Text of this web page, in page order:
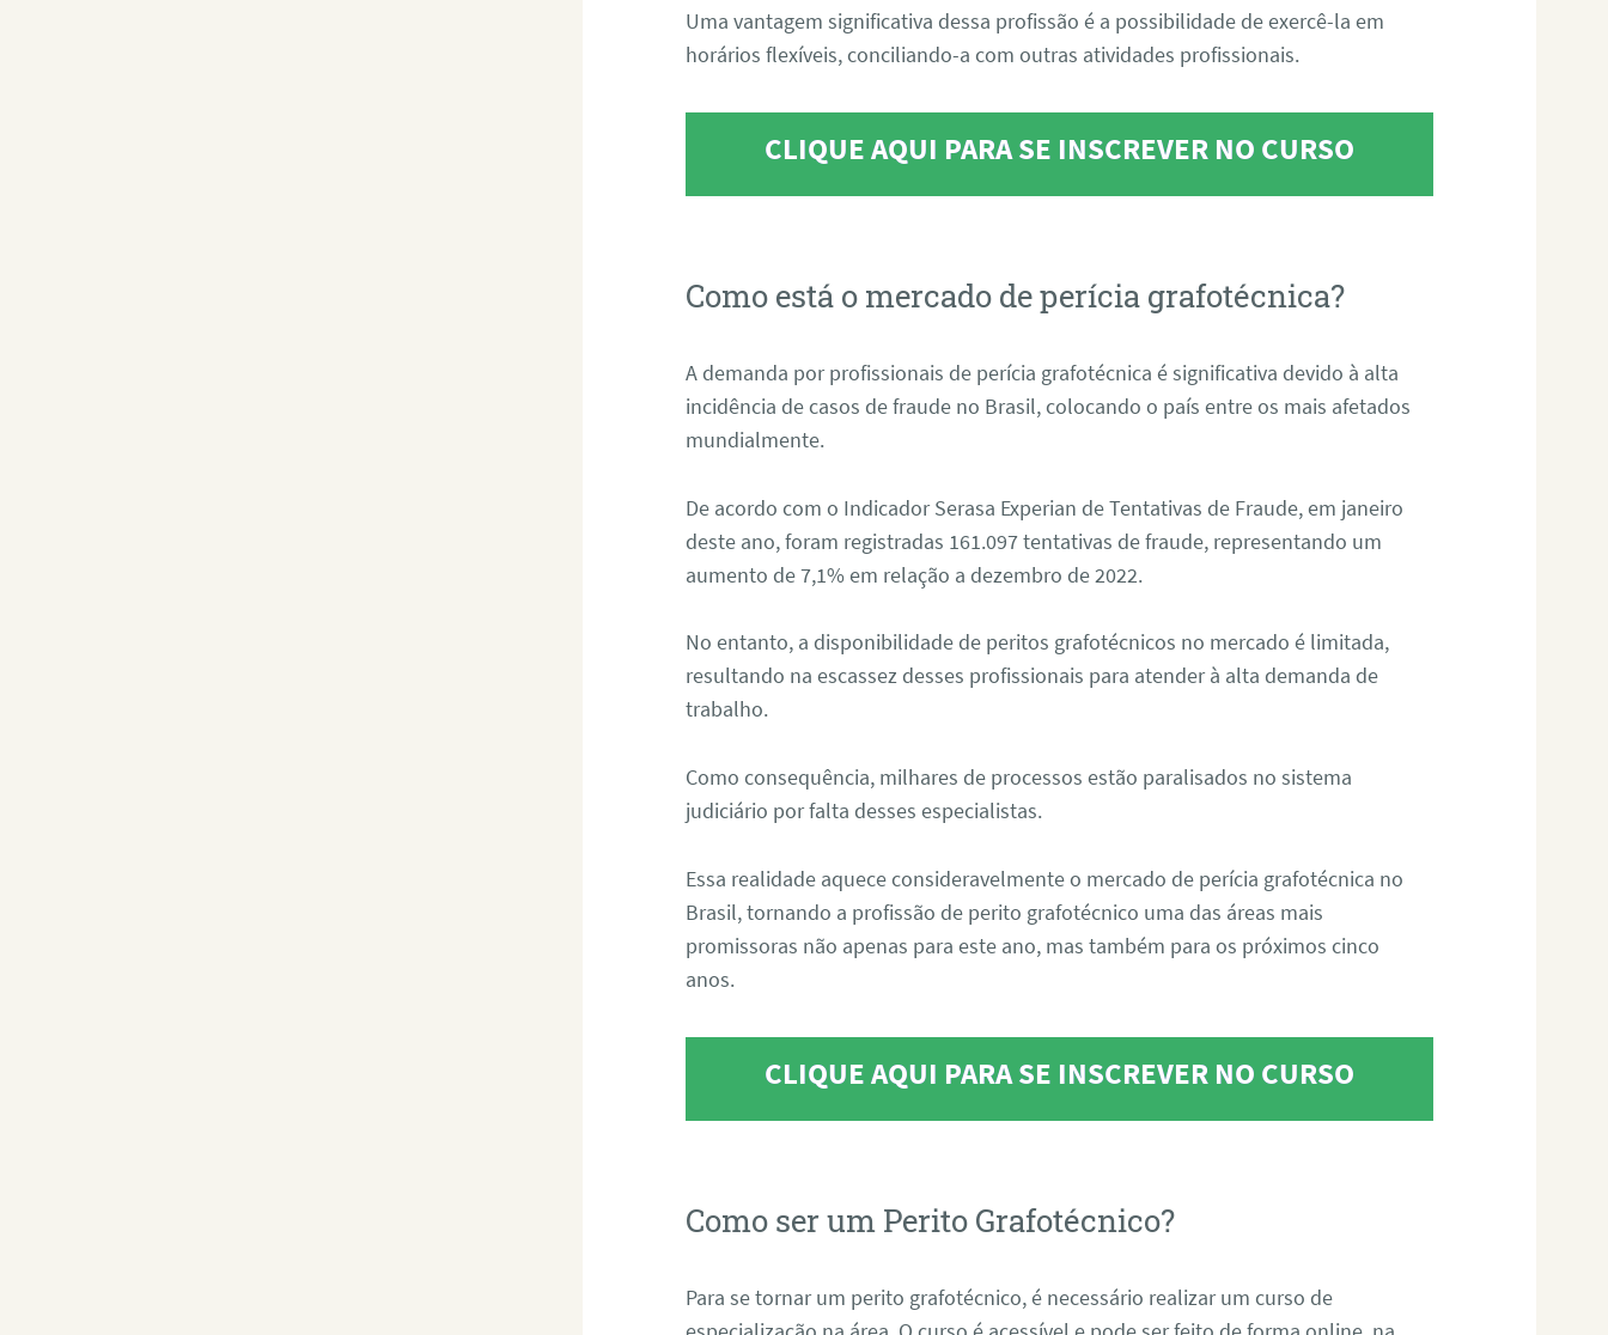
Uma vantagem significativa dessa profissão é a possibilidade de exercê-la em
horários flexíveis, conciliando-a com outras atividades profissionais.
CLIQUE AQUI PARA SE INSCREVER NO CURSO
Como está o mercado de perícia grafotécnica?
A demanda por profissionais de perícia grafotécnica é significativa devido à alta
incidência de casos de fraude no Brasil, colocando o país entre os mais afetados
mundialmente.
De acordo com o Indicador Serasa Experian de Tentativas de Fraude, em janeiro
deste ano, foram registradas 161.097 tentativas de fraude, representando um
aumento de 7,1% em relação a dezembro de 2022.
No entanto, a disponibilidade de peritos grafotécnicos no mercado é limitada,
resultando na escassez desses profissionais para atender à alta demanda de
trabalho.
Como consequência, milhares de processos estão paralisados no sistema
judiciário por falta desses especialistas.
Essa realidade aquece consideravelmente o mercado de perícia grafotécnica no
Brasil, tornando a profissão de perito grafotécnico uma das áreas mais
promissoras não apenas para este ano, mas também para os próximos cinco
anos.
CLIQUE AQUI PARA SE INSCREVER NO CURSO
Como ser um Perito Grafotécnico?
Para se tornar um perito grafotécnico, é necessário realizar um curso de